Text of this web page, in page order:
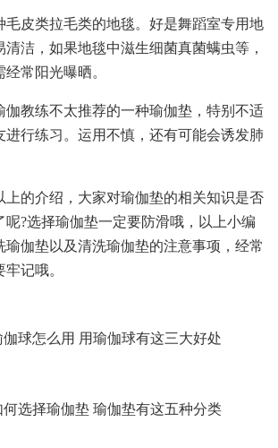
毛皮类拉毛类的地毯。好是舞蹈室专用地
洁，如果地毯中滋生细菌真菌螨虫等，
常阳光曝晒。
伽教练不太推荐的一种瑜伽垫，特别不适
进行练习。运用不慎，还有可能会诱发肺
上的介绍，大家对瑜伽垫的相关知识是否
呢?选择瑜伽垫一定要防滑哦，以上小编
瑜伽垫以及清洗瑜伽垫的注意事项，经常
记哦。
伽球怎么用 用瑜伽球有这三大好处
何选择瑜伽垫 瑜伽垫有这五种分类